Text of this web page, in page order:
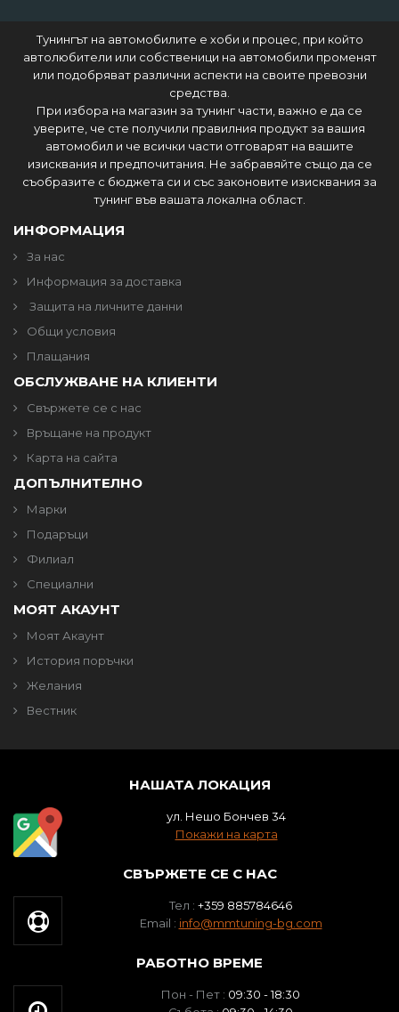
Тунингът на автомобилите е хоби и процес, при който
автолюбители или собственици на автомобили променят
или подобряват различни аспекти на своите превозни
средства.
При избора на магазин за тунинг части, важно е да се
уверите, че сте получили правилния продукт за вашия
автомобил и че всички части отговарят на вашите
изисквания и предпочитания. Не забравяйте също да се
съобразите с бюджета си и със законовите изисквания за
тунинг във вашата локална област.
ИНФОРМАЦИЯ
За нас
Информация за доставка
Защита на личните данни
Общи условия
Плащания
ОБСЛУЖВАНЕ НА КЛИЕНТИ
Свържете се с нас
Връщане на продукт
Карта на сайта
ДОПЪЛНИТЕЛНО
Марки
Подаръци
Филиал
Специални
МОЯТ АКАУНТ
Моят Акаунт
История поръчки
Желания
Вестник
НАШАТА ЛОКАЦИЯ
ул. Нешо Бончев 34
Покажи на карта
СВЪРЖЕТЕ СЕ С НАС
Тел : +359 885784646
Email : info@mmtuning-bg.com
РАБОТНО ВРЕМЕ
Пон - Пет : 09:30 - 18:30